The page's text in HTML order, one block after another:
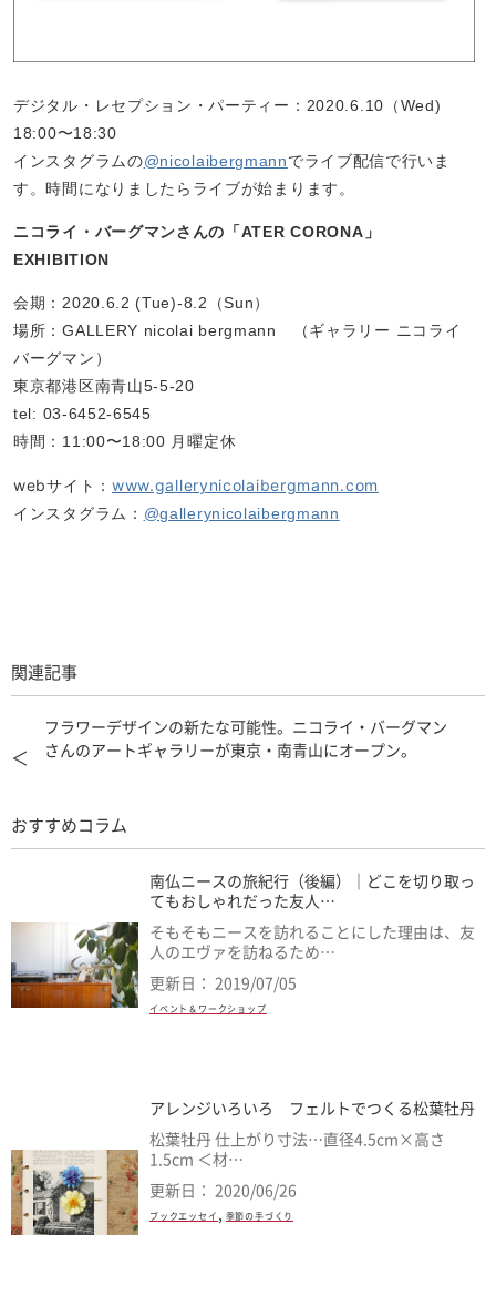
デジタル・レセプション・パーティー：2020.6.10（Wed)
18:00〜18:30
インスタグラムの@nicolaibergmannでライブ配信で行いま
す。時間になりましたらライブが始まります。
ニコライ・バーグマンさんの「ATER CORONA 」
EXHIBITION
会期：2020.6.2 (Tue)-8.2（Sun）
場所：GALLERY nicolai bergmann （ギャラリー ニコライ
バーグマン）
東京都港区南青山5-5-20
tel: 03-6452-6545
時間：11:00〜18:00 月曜定休
webサイト： www.gallerynicolaibergmann.com
インスタグラム： @gallerynicolaibergmann
関連記事
フラワーデザインの新たな可能性。ニコライ・バーグマン
さんのアートギャラリーが東京・南青山にオープン。
＜
おすすめコラム
南仏ニースの旅紀行（後編）｜どこを切り取っ
てもおしゃれだった友人…
そもそもニースを訪れることにした理由は、友
人のエヴァを訪ねるため…
更新日： 2019/07/05
イベント＆ワークショップ
アレンジいろいろ フェルトでつくる松葉牡丹
松葉牡丹 仕上がり寸法…直径4.5cm×高さ
1.5cm ＜材…
更新日： 2020/06/26
ブックエッセイ 季節の手づくり